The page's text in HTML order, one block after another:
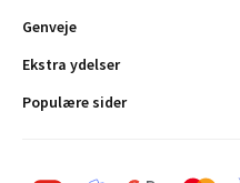
Genveje
Ekstra ydelser
Populære sider